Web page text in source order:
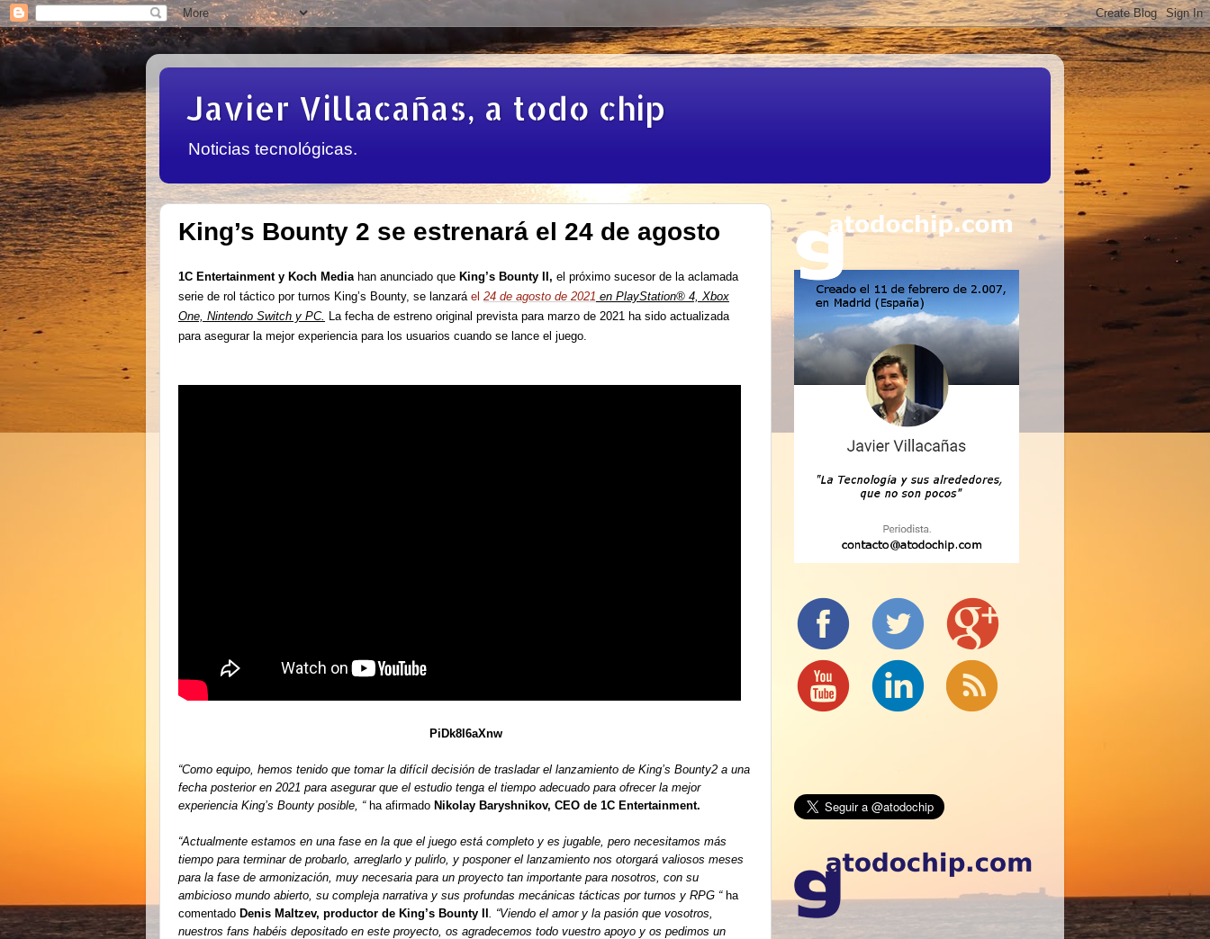
Javier Villacañas, a todo chip
Noticias tecnológicas.
King’s Bounty 2 se estrenará el 24 de agosto
1C Entertainment y Koch Media han anunciado que King’s Bounty II, el próximo sucesor de la aclamada
serie de rol táctico por turnos King’s Bounty, se lanzará el 24 de agosto de 2021 en PlayStation® 4, Xbox
One, Nintendo Switch y PC.
La fecha de estreno original prevista para marzo de 2021 ha sido actualizada
para asegurar la mejor experiencia para los usuarios cuando se lance el juego.
PiDk8l6aXnw
“Como equipo, hemos tenido que tomar la difícil decisión de trasladar el lanzamiento de King’s Bounty2 a una
fecha posterior en 2021 para asegurar que el estudio tenga el tiempo adecuado para ofrecer la mejor
experiencia King’s Bounty posible, “ ha afirmado Nikolay Baryshnikov, CEO de 1C Entertainment.
“Actualmente estamos en una fase en la que el juego está completo y es jugable, pero necesitamos más
tiempo para terminar de probarlo, arreglarlo y pulirlo, y posponer el lanzamiento nos otorgará valiosos meses
para la fase de armonización, muy necesaria para un proyecto tan importante para nosotros, con su
ambicioso mundo abierto, su compleja narrativa y sus profundas mecánicas tácticas por turnos y RPG “ ha
comentado Denis Maltzev, productor de King’s Bounty II
. “Viendo el amor y la pasión que vosotros,
nuestros fans habéis depositado en este proyecto, os agradecemos todo vuestro apoyo y os pedimos un